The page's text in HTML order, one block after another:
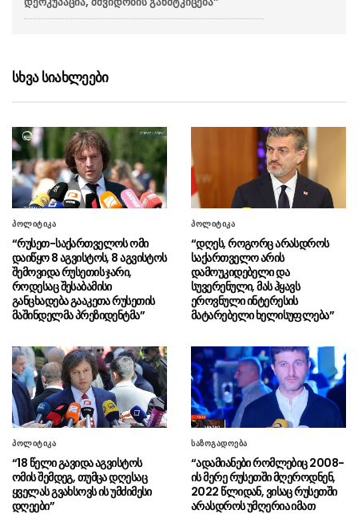
08.08 - 11:17ირანის პარლამენტის წევრი –
უსაფრთხოებას არ მოუტანს
08.08 - 11:10საქართველოს პრეზიდენტის,
მიხეილ ყაველაშვილის კომენტარი (ვიდეო)
08.08 - 10:26საგარეო საქმეთა სამინისტრო –
მოვუწოდებთ რუსეთის ფედერაციას, შეწყვიტოს
საქართველოს ტერიტორიების უკანონო
ოკუპაცია
08.08 - 10:24“საერთაშორისოდ აღებული
ვალდებულებების უხეში დარღვევით, რუსეთის
ფედერაცია ამ დრომდე განაგრძობს
ოკუპაციას”
08.08 - 10:22CENTCOM-ის ინფორმაციით,
ჰორმუზის სრუტის ბლოკადის დროს
ამერიკელმა სამხედროებმა 51 გემს
მიმართულება შეუცვალეს
08.08 - 10:20მედია: უკრაინამ რუსეთის
სამარის ოლქსა და კრასნოდარის მხარეში
ნავთობგადამამუშავებელი ქარხნები დაბომბა
სხვა სიახლეები
პოლიტიკა
“რუსეთ-საქართველოს ომი
დაიწყო 8 აგვისტოს, 8 აგვისტოს
შემოვიდა რუსეთის ჯარი,
როდესაც შესაბამისი
განცხადება გააკეთა რუსეთის
მაშინდელმა პრეზიდენტმა”
პოლიტიკა
“დღეს, როგორც არასდროს
საქართველო არის
დამოუკიდებელი და
სუვერენული, მას ჰყავს
ეროვნული ინტერესის
მატარებელი ხელისუფლება”
პოლიტიკა
“18 წელი გავიდა აგვისტოს
ომის შემდეგ, თუმცა დღესაც
ყველას გვახსოვს ის უმძიმესი
დღეები”
საზოგადოება
“ადამიანები რომლებიც 2008-
ის მერე რუსეთში მღეროდნენ,
2022 წლიდან, ვისაც რუსეთში
არასდროს უმღერია იმათ